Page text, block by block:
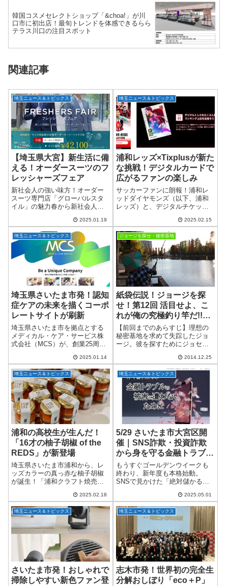
韓国コスメセレクトショップ「&choa!」が川
口市に初出店！最旬トレンドを体感できるらら
テラス川口の注目スポット
関連記事
埼玉ニュース＆トピックス
【埼玉県大宮】新生活に備
える！オーダースーツのフ
レッシャーズフェア
新社会人の強い味方！オーダー
スーツ専門店「グローバルスタ
イル」の魅力春から新社会人と
備は進んでいますか？社会人生
活でまず頭に浮かぶのは「仕事
着」のこと。ビシッと決まるス
ーツがあれば、自信を...
2025.01.19
埼玉ニュース＆トピックス
浦和レッズ×Tixplusが新た
な挑戦！デジタルカードで
広がるファンの楽しみ
サッカーファンに朗報！浦和レ
ッドダイヤモンズ（以下、浦和
レッズ）と、デジタルチケット
クションを手掛ける株式会社
Tixplus（ティックスプラス）
が、ファミリーパートナー契約
を締結しました。...
2025.02.15
埼玉ニュース＆トピックス
埼玉県さいたま市発！認知
症ケアの未来を描くコーポ
レートサイトが刷新
埼玉県さいたま市を拠点とする
メディカル・ケア・サービス株
式会社（MCS）が、創業25周年
サイトを全面リニューアルしま
した！新しいコーポレートサイ
トの魅力今回のリニューアルで
は、認知症ケアの...
2025.01.14
ジョージを探せ・秘密基地
紙袋伝説！ジョージを探
せ！第12回 活目せよ、こ
れが俺の究極釣り竿だ!!別
所沼公園
【前回までのあらすじ】理想の
秘密基地を求めて失踪したジョ
ージ。彼を探すためにジョセ
「埼玉県内の面白いこと」を探
す旅を始めた。旅の途中で、ガ
リガリくんの当たりを交換して
もらうため走り出した...
2014.12.25
埼玉ニュース＆トピックス
浦和の高校生が生んだ！
「16才の柚子胡椒 of the
REDS」が新登場
埼玉県さいたま市浦和から、レ
ッズカラーの真っ赤な柚子胡椒
が誕生！「浦和クラフト焼売」
「十色とうがらしファーム」の
コラボによる、情熱のこもった
逸品「16才の柚子胡椒 of the
2025.02.18
埼玉ニュース＆トピックス
5/29 さいたま市大宮区開
催｜SNS詐欺・投資詐欺
から身を守る金融トラブル
被害防止講演会
もうすぐゴールデンウイークも
終わり、新年度も本格始動。
SNSで見かけた「絶対儲かる」
ぐ「恋愛を餌に近づくロマンス
詐欺」。気づかないうちに罠に
はまってしまうケースが後を絶
ちません。そんな中、...
2025.05.01
埼玉ニュース＆トピックス
さいたま市発！おしゃれで
掃除しやすい新色ファン登
埼玉ニュース＆トピックス
志木市発！世界初の完全生
分解おしぼり「eco＋P」